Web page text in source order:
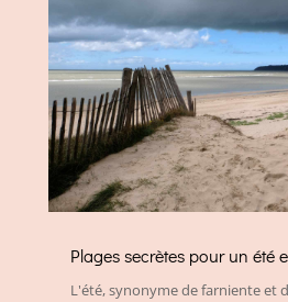
Plages secrètes pour un été
L'été, synonyme de farniente et